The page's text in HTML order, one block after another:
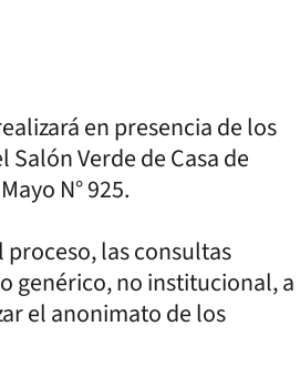
en presencia de los
Verde de Casa de
N° 925.
las consultas
genérico, no institucional, a
el anonimato de los